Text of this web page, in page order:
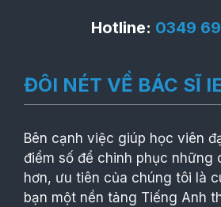
Hotline: 0349
ĐÔI NÉT VỀ BÁC SĨ
Bên cạnh việc giúp học viên
điểm số để chinh phục những
hơn, ưu tiên của chúng tôi là
bạn một nền tảng Tiếng Anh